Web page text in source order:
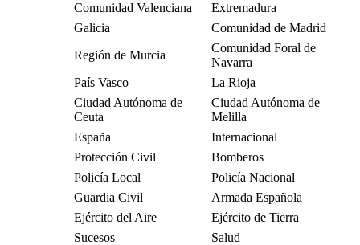
Comunidad Valenciana
Extremadura
Galicia
Comunidad de Madrid
Región de Murcia
Comunidad Foral de
Navarra
País Vasco
La Rioja
Ciudad Autónoma de
Ceuta
Ciudad Autónoma de
Melilla
España
Internacional
Protección Civil
Bomberos
Policía Local
Policía Nacional
Guardia Civil
Armada Española
Ejército del Aire
Ejército de Tierra
Sucesos
Salud